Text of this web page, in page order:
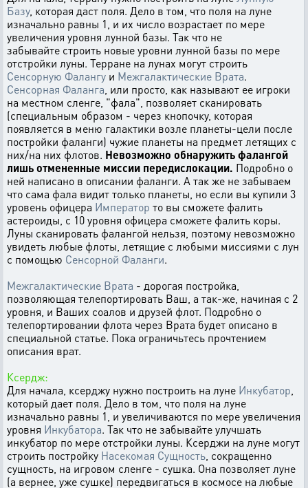
Базу, которая даст поля. Дело в том, что поля на луне
изначально равны 1, и их число возрастает по мере
увеличения уровня лунной базы. Так что не
забывайте строить новые уровни лунной базы по мере
отстройки луны. Терране на лунах могут строить
Сенсорную Фалангу и Межгалактические Врата.
Сенсорная Фаланга , или просто, как называют ее игроки
на местном сленге, "фала", позволяет сканировать
(специальным образом - через кнопочку, которая
появляется в меню галактики возле планеты-цели после
постройки фаланги) чужие планеты на предмет летящих с
них/на них флотов. Невозможно обнаружить фалангой
лишь отмененные миссии передислокации. Подробно о
ней написано в описании фаланги. А так же не забываем
что сама фала видит только планеты, но если вы купили 3
уровень офицера Император то вы сможете фалить
астероиды, с 10 уровня офицера сможете фалить коры.
Луны сканировать фалангой нельзя, поэтому невозможно
увидеть любые флоты, летящие с любыми миссиями с лун
с помощью Сенсорной Фаланги.
Межгалактические Врата - дорогая постройка,
позволяющая телепортировать Ваш, а так-же, начиная с 2
уровня, и Ваших соалов и друзей флот. Подробно о
телепортировании флота через Врата будет описано в
специальной статье. Пока ограничьтесь прочтением
описания врат.
Ксердж:
Для начала, ксерджу нужно построить на луне Инкубатор
который дает поля. Дело в том, что поля на луне
изначально равны 1, и увеличиваются по мере увеличения
уровня Инкубатора. Так что не забывайте улучшать
инкубатор по мере отстройки луны. Ксерджи на луне могут
строить постройку Насекомая Сущность , сокращенно
сущность, на игровом сленге - сушка. Она позволяет луне
(а вернее, уже сушке) передвигаться в космосе на любые